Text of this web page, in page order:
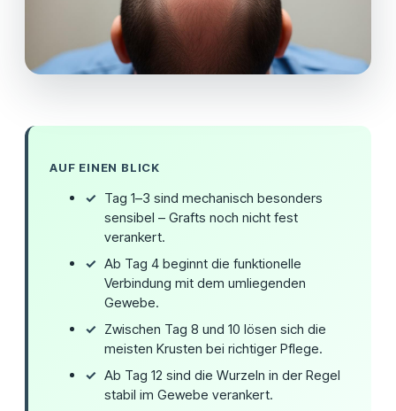
AUF EINEN BLICK
Tag 1–3 sind mechanisch besonders
sensibel – Grafts noch nicht fest
verankert.
Ab Tag 4 beginnt die funktionelle
Verbindung mit dem umliegenden
Gewebe.
Zwischen Tag 8 und 10 lösen sich die
meisten Krusten bei richtiger Pflege.
Ab Tag 12 sind die Wurzeln in der Regel
stabil im Gewebe verankert.